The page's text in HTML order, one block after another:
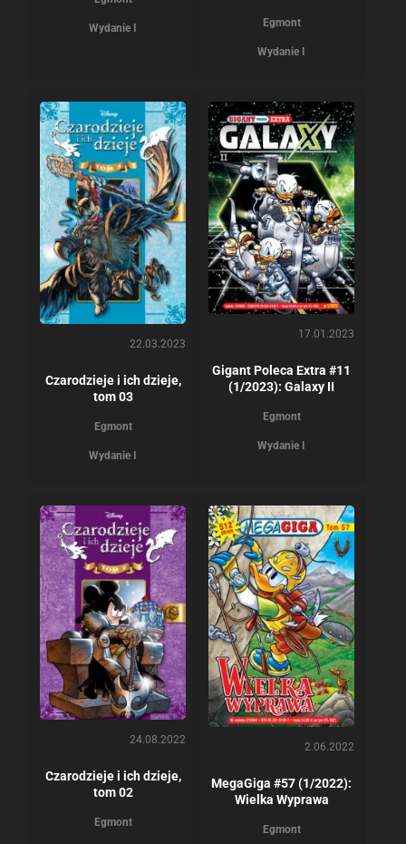
Wydanie I Egmont
Wydanie I
22.03.2023
Czarodzieje i ich dzieje,
tom 03
Egmont
Wydanie I
17.01.2023
Gigant Poleca Extra #11
(1/2023): Galaxy II
Egmont
Wydanie I
24.08.2022
Czarodzieje i ich dzieje,
tom 02
Egmont
2.06.2022
MegaGiga #57 (1/2022):
Wielka Wyprawa
Egmont